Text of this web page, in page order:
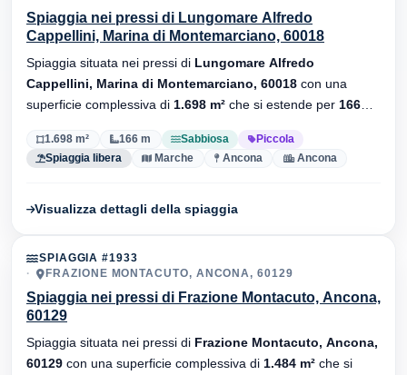
Spiaggia nei pressi di Lungomare Alfredo
Cappellini, Marina di Montemarciano, 60018
Spiaggia situata nei pressi di Lungomare Alfredo
Cappellini, Marina di Montemarciano, 60018 con una
superficie complessiva di 1.698 m² che si estende per 166
balneari.
1.698 m² 166 m Sabbiosa
Piccola
Spiaggia libera
Marche Ancona Ancona
Visualizza dettagli della spiaggia
SPIAGGIA #1933
FRAZIONE MONTACUTO, ANCONA, 60129
Spiaggia nei pressi di Frazione Montacuto, Ancona,
60129
Spiaggia situata nei pressi di Frazione Montacuto, Ancona,
60129 con una superficie complessiva di 1.484 m² che si